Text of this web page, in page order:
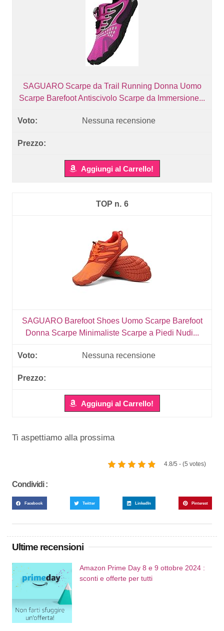
SAGUARO Scarpe da Trail Running Donna Uomo
Scarpe Barefoot Antiscivolo Scarpe da Immersione...
Nessuna recensione
Aggiungi al Carrello!
6
SAGUARO Barefoot Shoes Uomo Scarpe Barefoot
Donna Scarpe Minimaliste Scarpe a Piedi Nudi...
Nessuna recensione
Aggiungi al Carrello!
Ti aspettiamo alla prossima
4.8/5 - (5 votes)
Condividi :
Facebook Twitter LinkedIn Pinterest
Ultime recensioni
Amazon Prime Day 8 e 9 ottobre 2024 :
sconti e offerte per tutti